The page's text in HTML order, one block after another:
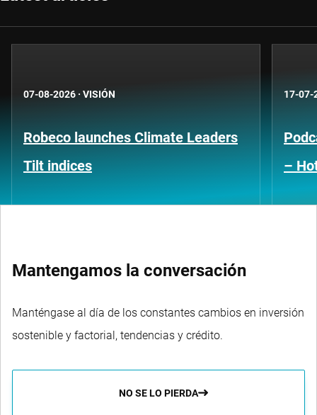
07-08-2026 · VISIÓN
Robeco launches Climate Leaders
Tilt indices
17-07-
–
Mantengamos la conversación
Manténgase al día de los constantes cambios en inversión
sostenible y factorial, tendencias y crédito.
NO SE LO PIERDA